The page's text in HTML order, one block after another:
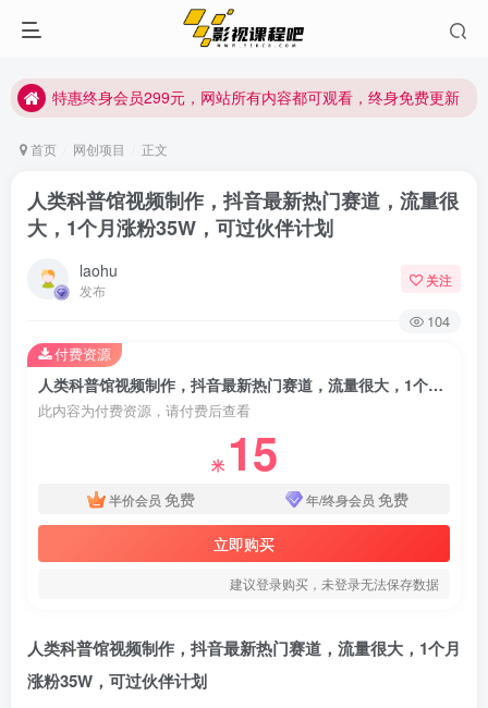
特惠终身会员299元，网站所有内容都可观看，终身免费更新
特惠终身会员299元，网站所有内容都可观看，终身免费更新
首页 网创项目 正文
人类科普馆视频制作，抖音最新热门赛道，流量很
大，1个月涨粉35W，可过伙伴计划
laohu
发布
关注
104
人类科普馆视频制作，抖音最新热门赛道，流量很大，1个月涨粉35W，可过伙伴计划
此内容为付费资源，请付费后查看
米 15
半价会员 免费 年/终身会员 免费
立即购买
建议登录购买，未登录无法保存数据
付费资源
人类科普馆视频制作， 抖音最新热门赛道 ，流量很大，1个月
涨粉35W，可过伙伴计划